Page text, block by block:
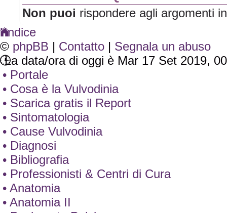
Non puoi rispondere agli argomenti
Indice
© phpBB | Contatto | Segnala un abuso
La data/ora di oggi è Mar 17 Set 2019,
• Portale
• Cosa è la Vulvodinia
• Scarica gratis il Report
• Sintomatologia
• Cause Vulvodinia
• Diagnosi
• Bibliografia
• Professionisti & Centri di Cura
• Anatomia
• Anatomia II